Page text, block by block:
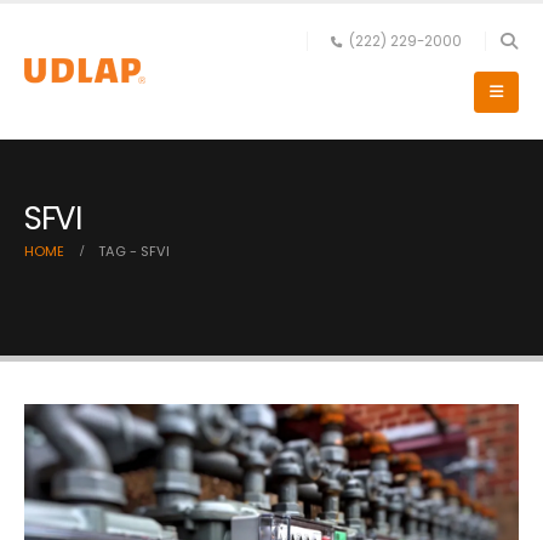
(222) 229-2000
SFVI
HOME TAG - SFVI